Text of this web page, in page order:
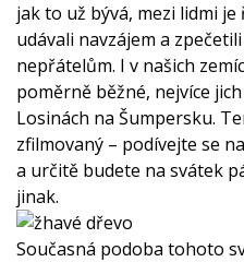
jak to už bývá, mezi lidmi
udávali navzájem a
nepřátelům. I v našich
poměrně běžné, nejvíce
Losinách na Šumpersku.
zfilmovaný – podívejte se
a určitě budete na svátek
jinak.
Současná podoba tohoto